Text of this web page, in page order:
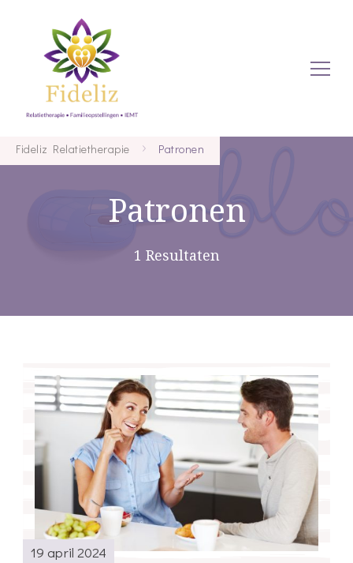
Fideliz
Fideliz Relatietherapie Patronen
Patronen
1 Resultaten
19 april 2024